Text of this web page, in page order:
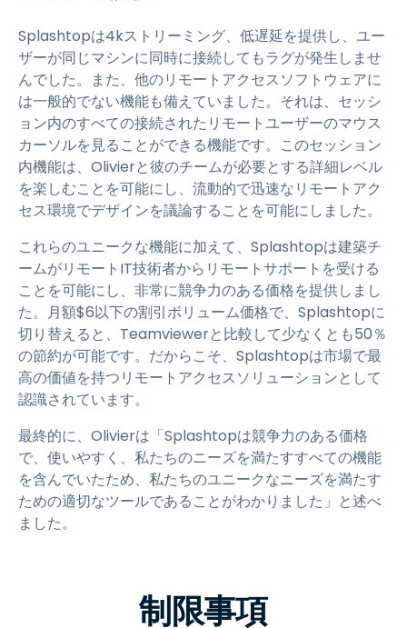
Splashtopは4kストリーミング、低遅延を提供し、ユー
ザーが同じマシンに同時に接続してもラグが発生しませ
んでした。また、他のリモートアクセスソフトウェアに
は一般的でない機能も備えていました。それは、セッシ
ョン内のすべての接続されたリモートユーザーのマウス
カーソルを見ることができる機能です。このセッション
内機能は、Olivierと彼のチームが必要とする詳細レベル
を楽しむことを可能にし、流動的で迅速なリモートアク
セス環境でデザインを議論することを可能にしました。
これらのユニークな機能に加えて、Splashtopは建築チ
ームがリモートIT技術者からリモートサポートを受ける
ことを可能にし、非常に競争力のある価格を提供しまし
た。月額$6以下の割引ボリューム価格で、Splashtopに
切り替えると、Teamviewerと比較して少なくとも50％
の節約が可能です。だからこそ、Splashtopは市場で最
高の価値を持つリモートアクセスソリューションとして
認識されています。
最終的に、Olivierは「Splashtopは競争力のある価格
で、使いやすく、私たちのニーズを満たすすべての機能
を含んでいたため、私たちのユニークなニーズを満たす
ための適切なツールであることがわかりました」と述べ
ました。
制限事項